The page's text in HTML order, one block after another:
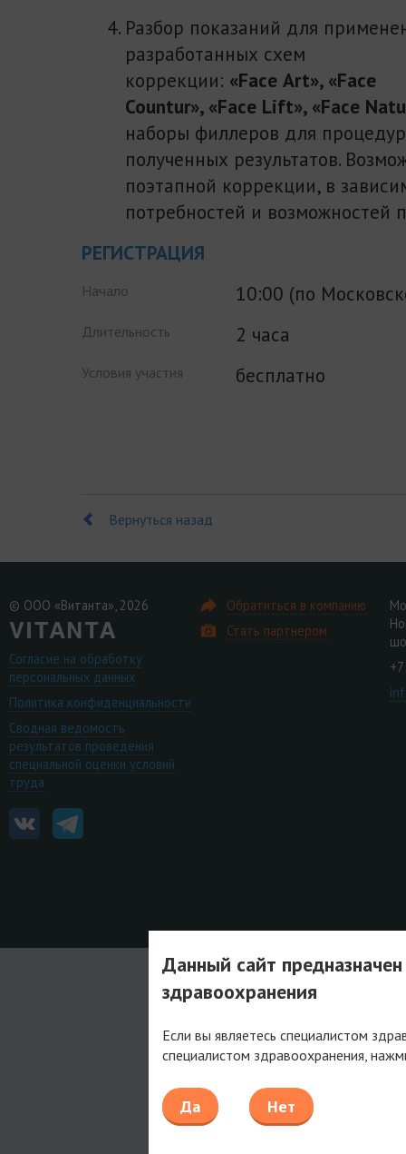
Разбор показаний для
разработанных схем
коррекции: «Face Art», «Face
Countur», «Face Lift», «Face
наборы филлеров для
полученных результатов.
поэтапной коррекции, в
потребностей и возможностей
РЕГИСТРАЦИЯ
Начало 10:00 (по
Длительность 2 часа
Условия участия бесплатно
Вернуться назад
© ООО «Витанта», 2026
Согласие на обработку
персональных данных
Политика конфиденциальности
Сводная ведомость
результатов проведения
специальной оценки условий
труда
Обратиться в компанию
Стать партнером
Данный сайт
здравоохранения
Если вы являетесь специалистом
специалистом здравоохранения,
Да Нет